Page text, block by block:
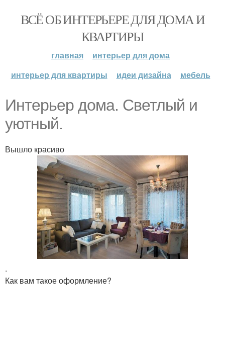
ВСЁ ОБ ИНТЕРЬЕРЕ ДЛЯ ДОМА И
КВАРТИРЫ
главная
интерьер для дома
интерьер для квартиры
идеи дизайна мебель
Интерьер дома. Светлый и
уютный.
Вышло красиво
.
Как вам такое оформление?